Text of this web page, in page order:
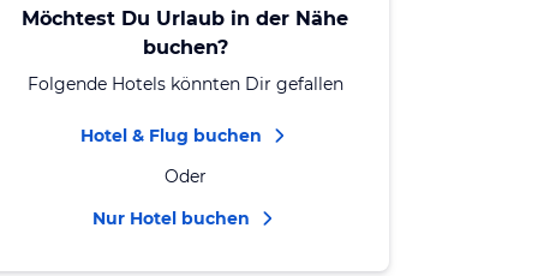
Möchtest Du Urlaub in der Nähe
buchen?
Folgende Hotels könnten Dir gefallen
Hotel & Flug buchen
Oder
Nur Hotel buchen